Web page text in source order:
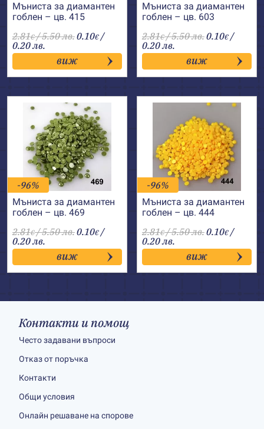
Мъниста за диамантен
гоблен – цв. 415
2.81€/ 5.50 лв.0.10€ /
0.20 лв.
виж
Мъниста за диамантен
гоблен – цв. 603
2.81€/ 5.50 лв.0.10€ /
0.20 лв.
виж
-96%
Мъниста за диамантен
гоблен – цв. 469
2.81€/ 5.50 лв.0.10€ /
0.20 лв.
виж
-96%
Мъниста за диамантен
гоблен – цв. 444
2.81€/ 5.50 лв.0.10€ /
0.20 лв.
виж
Контакти и помощ
Често задавани въпроси
Отказ от поръчка
Контакти
Общи условия
Онлайн решаване на спорове